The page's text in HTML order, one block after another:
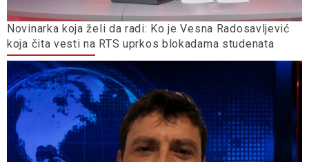
Novinarka koja želi da radi: Ko je Vesna Radosavljević
koja čita vesti na RTS uprkos blokadama studenata